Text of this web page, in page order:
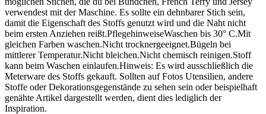
verwendest mit der Maschine. Es sollte ein dehnbarer Stich sein,
damit die Eigenschaft des Stoffs genutzt wird und die Naht nicht
beim ersten Anziehen reißt.PflegehinweiseWaschen bis 30° C.Mit
gleichen Farben waschen.Nicht trocknergeeignet.Bügeln bei
mittlerer Temperatur.Nicht bleichen.Nicht chemisch reinigen.Stoff
kann beim Waschen einlaufen.Hinweis: Es wird ausschließlich die
Meterware des Stoffs gekauft. Sollten auf Fotos Utensilien, andere
Stoffe oder Dekorationsgegenstände zu sehen sein oder beispielhaft
genähte Artikel dargestellt werden, dient dies lediglich der
Inspiration.